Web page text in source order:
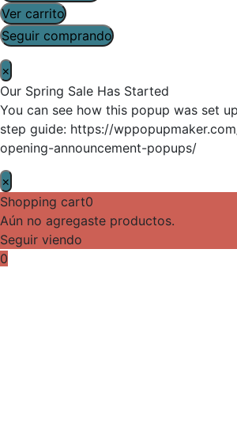
Ver carrito
Seguir comprando
×
Our Spring Sale Has Started
You can see how this popup was set
step guide: https://
opening-announcement-popups/
×
Shopping cart0
Aún no agregaste productos.
Seguir viendo
0